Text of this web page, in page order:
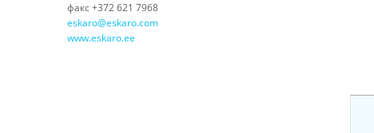
факс +372 621 7968
eskaro@eskaro.com
www.eskaro.ee